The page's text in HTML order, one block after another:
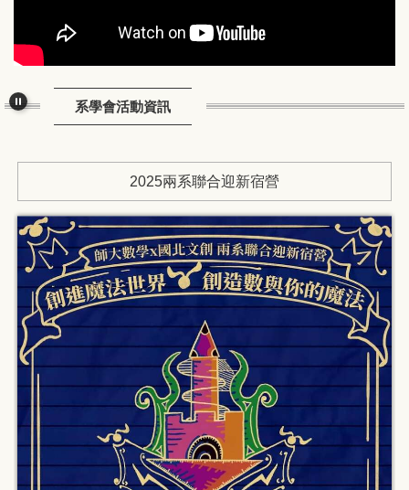
系學會活動資訊
2025兩系聯合迎新宿營